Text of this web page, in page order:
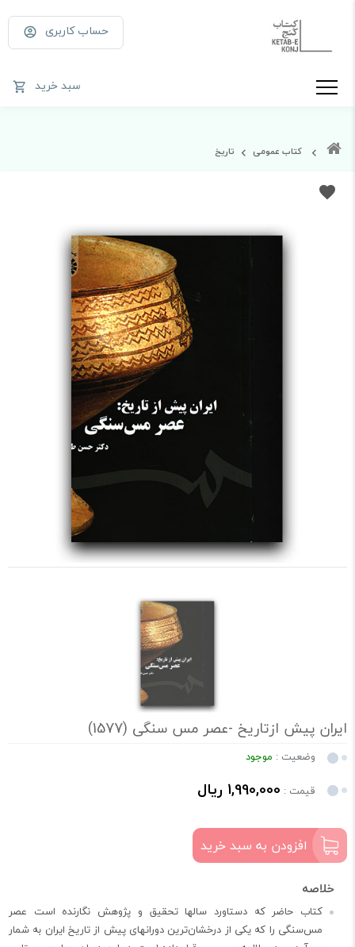
حساب کاربری
سبد خرید
کتاب عمومی تاریخ
ایران پیش ازتاریخ -عصر مس سنگی (1577)
وضعیت : موجود
قیمت : 1,990,000 ریال
افزودن به سبد خرید
کتاب حاضر که دستاورد سالها تحقیق و پژوهش نگارنده است عصر
مس‌سنگی را که یکی از درخشان‌ترین دورانهای پیش از تاریخ ایران به شمار